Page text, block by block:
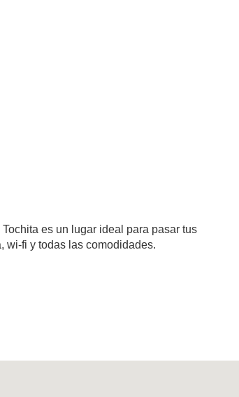
es un lugar ideal para pasar tus
wi-fi y todas las comodidades.